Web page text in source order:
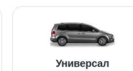
Универсал